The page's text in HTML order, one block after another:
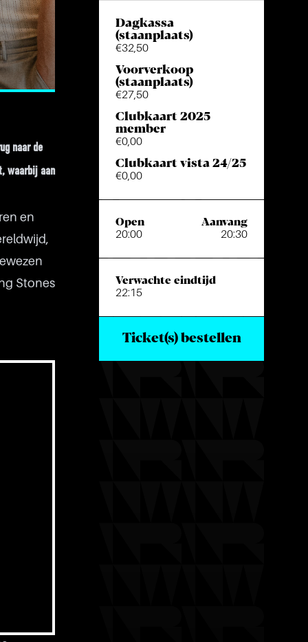
naar de
waarbij aan
en
Stones
Dagkassa
(staanplaats)
€32,50
Voorverkoop
(staanplaats)
€27,50
Clubkaart 2025
member
€0,00
Clubkaart vista 24/25
€0,00
Open
20:00
Aanvang
20:30
Verwachte eindtijd
22:15
Ticket(s) bestellen